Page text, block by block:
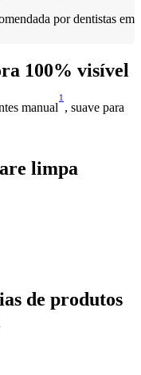
por dentistas em
100% visível
manual
1
, suave para
limpa
de produtos